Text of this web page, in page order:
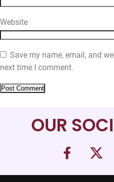
Website
Save my name, email, and
next time I comment.
OUR